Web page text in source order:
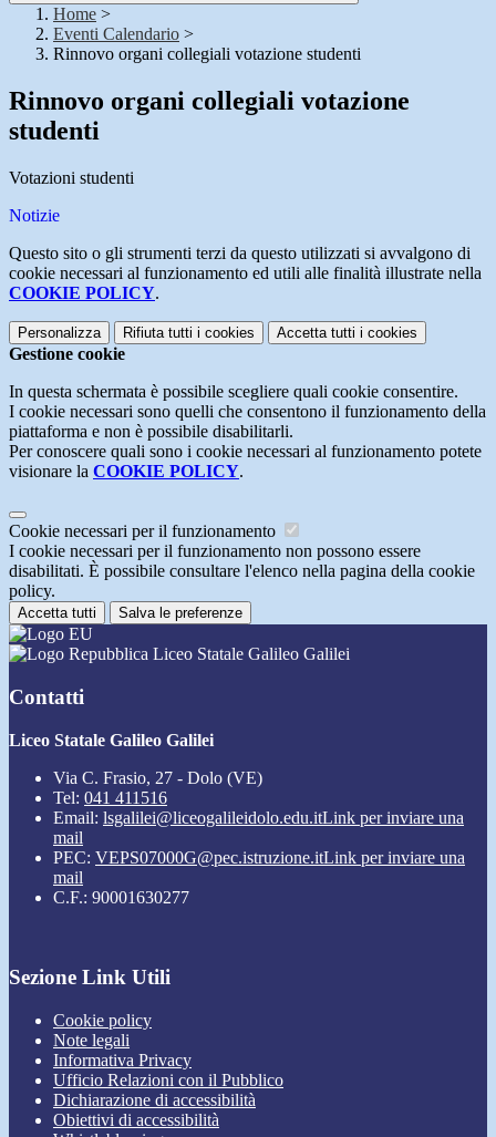
Home >
Eventi Calendario >
Rinnovo organi collegiali votazione studenti
Rinnovo organi collegiali votazione
studenti
Votazioni studenti
Notizie
Questo sito o gli strumenti terzi da questo utilizzati si avvalgono di
cookie necessari al funzionamento ed utili alle finalità illustrate nella
COOKIE POLICY.
Personalizza Rifiuta tutti i cookies Accetta tutti i cookies
Gestione cookie
In questa schermata è possibile scegliere quali cookie consentire.
I cookie necessari sono quelli che consentono il funzionamento della
piattaforma e non è possibile disabilitarli.
Per conoscere quali sono i cookie necessari al funzionamento potete
visionare la COOKIE POLICY.
Cookie necessari per il funzionamento
I cookie necessari per il funzionamento non possono essere
disabilitati. È possibile consultare l'elenco nella pagina della cookie
policy.
Accetta tutti Salva le preferenze
Liceo Statale Galileo Galilei
Contatti
Liceo Statale Galileo Galilei
Via C. Frasio, 27 - Dolo (VE)
Tel: 041 411516
Email: lsgalilei@liceogalileidolo.edu.itLink per inviare una
mail
PEC: VEPS07000G@pec.istruzione.itLink per inviare una
mail
C.F.: 90001630277
Sezione Link Utili
Cookie policy
Note legali
Informativa Privacy
Ufficio Relazioni con il Pubblico
Dichiarazione di accessibilità
Obiettivi di accessibilità